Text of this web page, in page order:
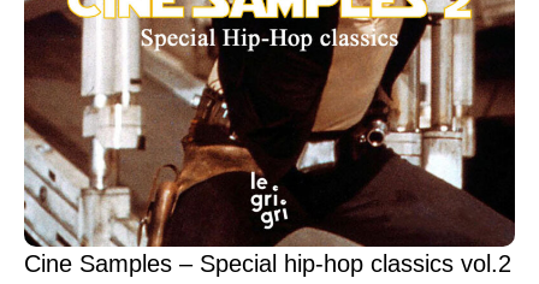
Cine Samples – Special hip-hop classics vol.2